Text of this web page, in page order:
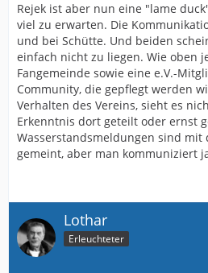
Rejek ist aber nun eine "lame
viel zu erwarten. Die
und bei Schütte. Und beiden
einfach nicht zu liegen. Wie oben
Fangemeinde sowie eine e.V.-
Community, die gepflegt werden
Verhalten des Vereins, sieht es
Erkenntnis dort geteilt oder ernst
Wasserstandsmeldungen sind
gemeint, aber man kommuniziert
Lothar
Erleuchteter